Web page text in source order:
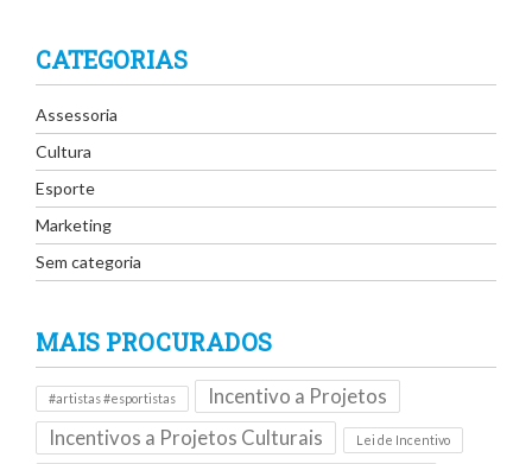
CATEGORIAS
Assessoria
Cultura
Esporte
Marketing
Sem categoria
MAIS PROCURADOS
#artistas #esportistas
Incentivo a Projetos
Incentivos a Projetos Culturais
Lei de Incentivo